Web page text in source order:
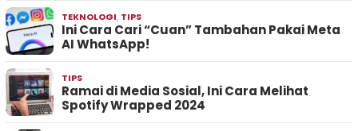
TEKNOLOGI, TIPS
Ini Cara Cari “Cuan” Tambahan Pakai Meta
AI WhatsApp!
TIPS
Ramai di Media Sosial, Ini Cara Melihat
Spotify Wrapped 2024